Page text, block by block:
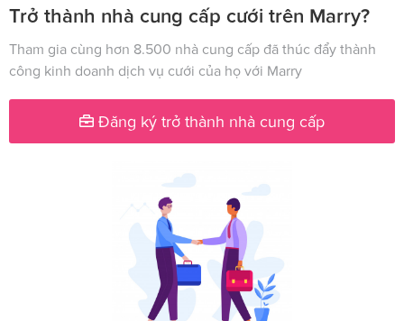
Trở thành nhà cung cấp cưới trên Marry?
Tham gia cùng hơn 8.500 nhà cung cấp đã thúc đẩy thành
công kinh doanh dịch vụ cưới của họ với Marry
Đăng ký trở thành nhà cung cấp